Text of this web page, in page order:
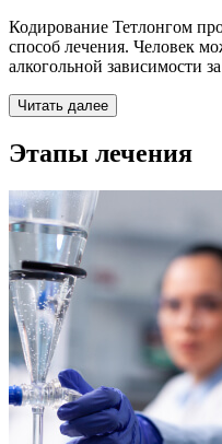
Кодирование Тетлонгом
способ лечения. Человек
алкогольной зависимости
Читать далее
Этапы лечения